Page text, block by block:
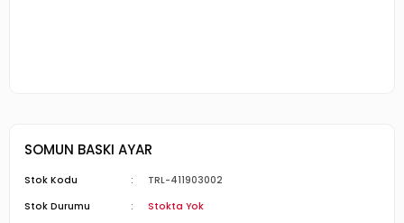
SOMUN BASKI AYAR
Stok Kodu
TRL-411903002
Stok Durumu
Stokta Yok